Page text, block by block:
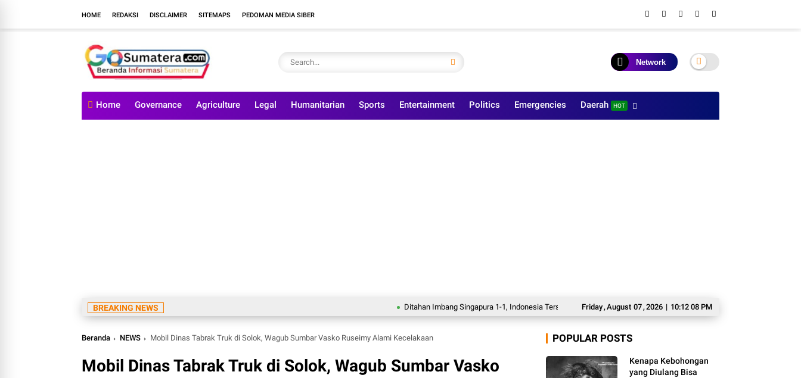
HOME REDAKSI DISCLAIMER SITEMAPS PEDOMAN MEDIA SIBER
Network
Home Governance Agriculture Legal Humanitarian Sports Entertainment Politics Emergencies Daerah HOT
Friday,August 07,2026 | 10:12 09 PM
BREAKING NEWS Ditahan Imbang Singapura 1-1, Indonesia Tersingkir dari Ajang AFF 2026 Langgar Disiplin dan Terlibat Tindak Pidana,
Beranda NEWS Mobil Dinas Tabrak Truk di Solok, Wagub Sumbar Vasko Ruseimy Alami Kecelakaan
Mobil Dinas Tabrak Truk di Solok, Wagub Sumbar Vasko
POPULAR POSTS
Kenapa Kebohongan
yang Diulang Bisa